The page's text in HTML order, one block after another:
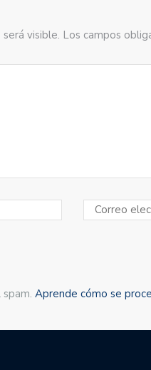
visible. Los campos
Aprende cómo se